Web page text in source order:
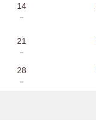
14
－
21
－
28
－